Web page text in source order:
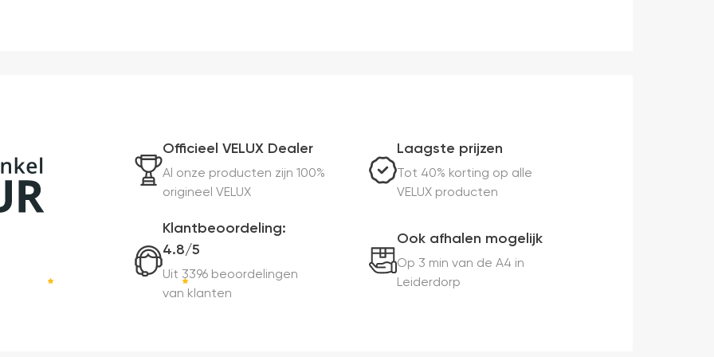
Officieel VELUX Dealer
Al onze producten zijn 100%
origineel VELUX
Laagste prijzen
Tot 40% korting op alle
VELUX producten
Klantbeoordeling:
4.8/5
Uit 3396 beoordelingen
van klanten
Ook afhalen mogelijk
Op 3 min van de A4 in
Leiderdorp